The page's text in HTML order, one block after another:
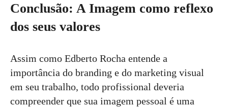
Conclusão: A Imagem como reflexo
dos seus valores
Assim como Edberto Rocha entende a
importância do branding e do marketing visual
em seu trabalho, todo profissional deveria
compreender que sua imagem pessoal é uma